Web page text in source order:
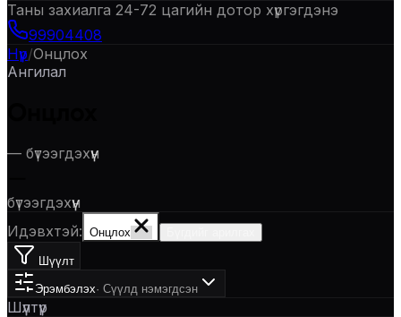
Таны захиалга 24-72 цагийн дотор хүргэгдэнэ
99904408
Нүүр/Онцлох
Ангилал
— бүтээгдэхүүн
бүтээгдэхүүн
Идэвхтэй: Онцлох
Шүүлт
Эрэмбэлэх· Сүүлд нэмэгдсэн
Шүүлтүүр